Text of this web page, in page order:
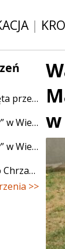
|
do 6 sierpnia
13 sierpnia
>>
w